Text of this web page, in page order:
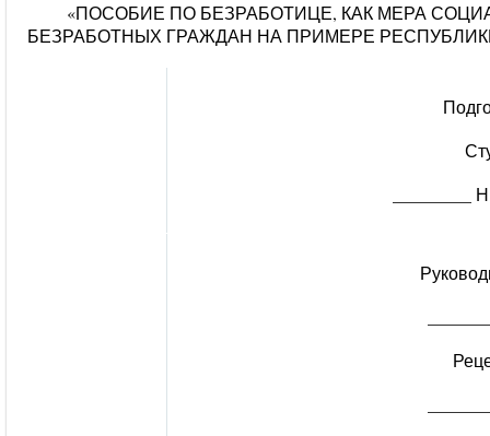
«ПОСОБИЕ ПО БЕЗРАБОТИЦЕ, КАК МЕРА
БЕЗРАБОТНЫХ ГРАЖДАН НА ПРИМЕРЕ